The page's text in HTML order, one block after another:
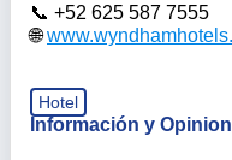
+52 625 587 7555
Hotel
Información y